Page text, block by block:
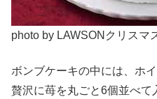
photo by LAWSONクリスマ
ボンブケーキの中には、ホ
贅沢に苺を丸ごと6個並べ